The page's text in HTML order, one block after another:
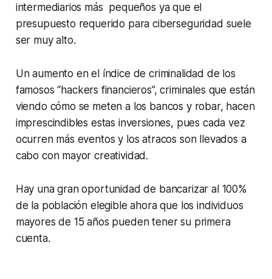
intermediarios más pequeños ya que el
presupuesto requerido para ciberseguridad suele
ser muy alto.
Un aumento en el índice de criminalidad de los
famosos “hackers financieros”, criminales que están
viendo cómo se meten a los bancos y robar, hacen
imprescindibles estas inversiones, pues cada vez
ocurren más eventos y los atracos son llevados a
cabo con mayor creatividad.
Hay una gran oportunidad de bancarizar al 100%
de la población elegible ahora que los individuos
mayores de 15 años pueden tener su primera
cuenta.